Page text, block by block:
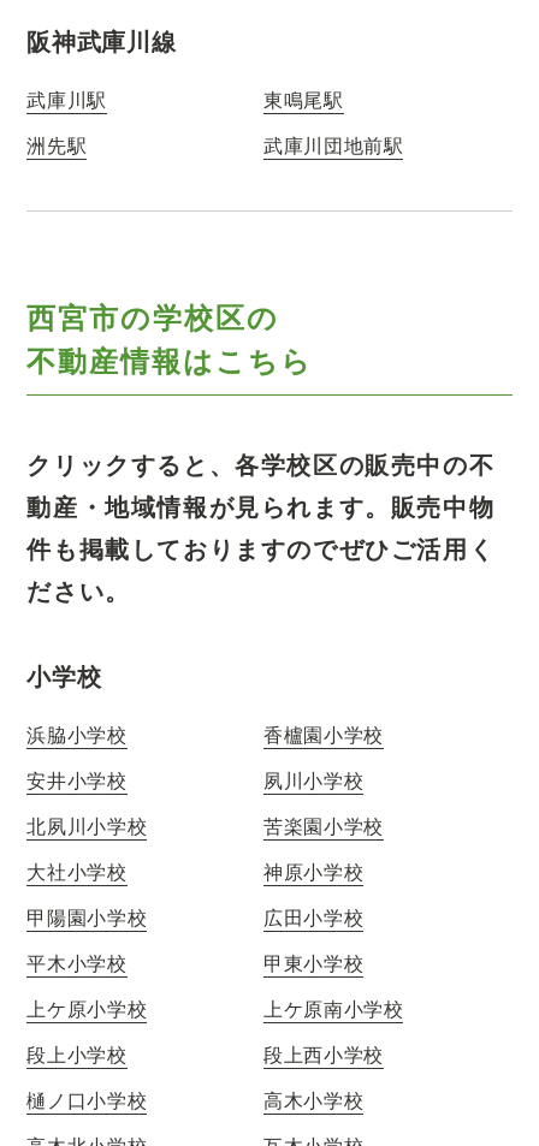
阪神武庫川線
武庫川駅
東鳴尾駅
洲先駅
武庫川団地前駅
西宮市の学校区の
不動産情報はこちら
クリックすると、各学校区の販売中の不
動産・地域情報が見られます。 販売中物
件も掲載しておりますのでぜひご活用く
ださい。
小学校
浜脇小学校
香櫨園小学校
安井小学校
夙川小学校
北夙川小学校
苦楽園小学校
大社小学校
神原小学校
甲陽園小学校
広田小学校
平木小学校
甲東小学校
上ケ原小学校
上ケ原南小学校
段上小学校
段上西小学校
樋ノ口小学校
高木小学校